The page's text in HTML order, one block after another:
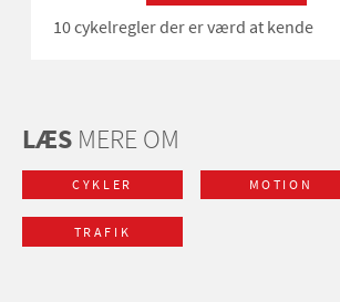
10 cykelregler der er værd at kende
LÆS MERE OM
CYKLER MOTION
TRAFIK